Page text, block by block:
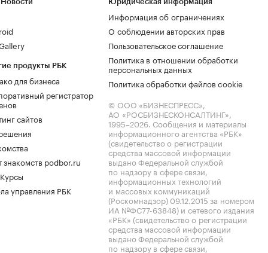
продукты РБК
для бизнеса
регистратор
сайтов
знакомств podbor.ru
управления РБК
Информация об ограничениях
О соблюдении авторских прав
Пользовательское соглашение
Политика в отношении обработки
персональных данных
Политика обработки файлов cookie
© ООО «БИЗНЕСПРЕСС»,
АО «РОСБИЗНЕСКОНСАЛТИНГ»,
1995–2026. Сообщения и материалы
информационного агентства «РБК»
(свидетельство о регистрации
средства массовой информации
выдано Федеральной службой
по надзору в сфере связи,
информационных технологий
и массовых коммуникаций
(Роскомнадзор) 09.12.2015 за номером
ИА №ФС77-63848) и сетевого издания
«РБК» (свидетельство о регистрации
средства массовой информации
выдано Федеральной службой
по надзору в сфере связи,